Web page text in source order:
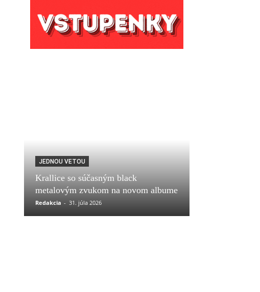
JEDNOU VETOU
Krallice so súčasným black
metalovým zvukom na novom albume
Redakcia - 31. júla 2026